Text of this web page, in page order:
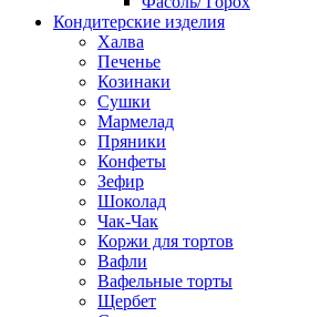
Кондитерские изделия
Халва
Печенье
Козинаки
Сушки
Мармелад
Пряники
Конфеты
Зефир
Шоколад
Чак-Чак
Коржи для тортов
Вафли
Вафельные торты
Щербет